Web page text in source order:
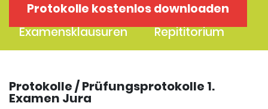
Protokolle kostenlos downloaden
Examensklausuren
Repititorium
Protokolle / Prüfungsprotokolle 1.
Examen Jura